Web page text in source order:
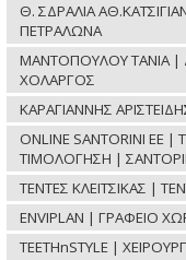
Θ. ΣΔΡΑΛΙΑ
ΠΕΤΡΑΛΩΝΑ
ΜΑΝΤΟΠΟΥΛΟΥ ΤΑΝΙΑ
ΧΟΛΑΡΓΟΣ
ΚΑΡΑΓΙΑΝΝΗΣ
ONLINE SANTORINI ΕΕ
ΤΙΜΟΛΟΓΗΣΗ |
ΤΕΝΤΕΣ ΚΛΕΙΤΣΙΚΑΣ |
ENVIPLAN | ΓΡΑΦΕΙΟ
TEETHnSTYLE |